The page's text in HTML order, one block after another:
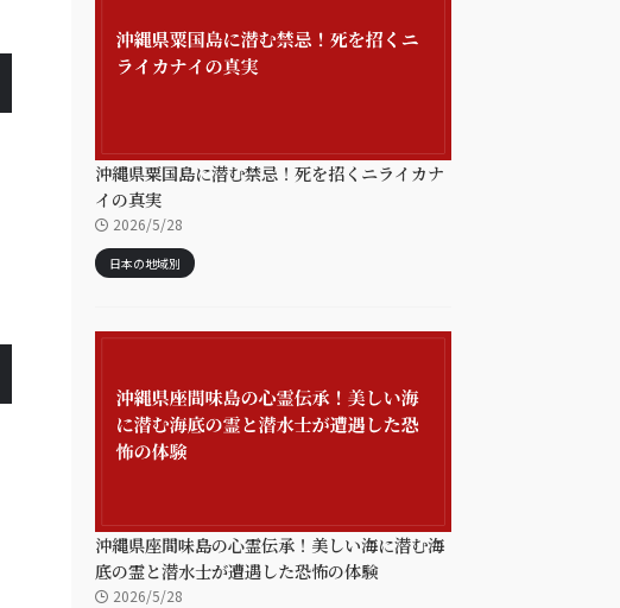
沖縄県粟国島に潜む禁忌！死を招くニライカナ
イの真実
2026/5/28
日本の地域別
沖縄県座間味島の心霊伝承！美しい海に潜む海
底の霊と潜水士が遭遇した恐怖の体験
2026/5/28